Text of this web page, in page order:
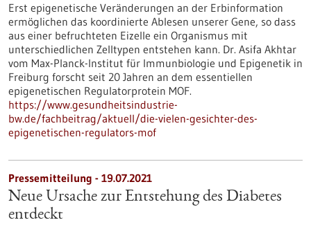
Erst epigenetische Veränderungen an der Erbinformation
ermöglichen das koordinierte Ablesen unserer Gene, so dass
aus einer befruchteten Eizelle ein Organismus mit
unterschiedlichen Zelltypen entstehen kann. Dr. Asifa Akhtar
vom Max-Planck-Institut für Immunbiologie und Epigenetik in
Freiburg forscht seit 20 Jahren an dem essentiellen
epigenetischen Regulatorprotein MOF.
https://www.gesundheitsindustrie-
bw.de/fachbeitrag/aktuell/die-vielen-gesichter-des-
epigenetischen-regulators-mof
Pressemitteilung - 19.07.2021
Neue Ursache zur Entstehung des Diabetes
entdeckt